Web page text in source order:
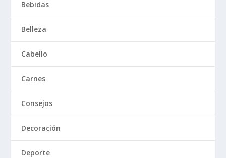
Bebidas
Belleza
Cabello
Carnes
Consejos
Decoración
Deporte